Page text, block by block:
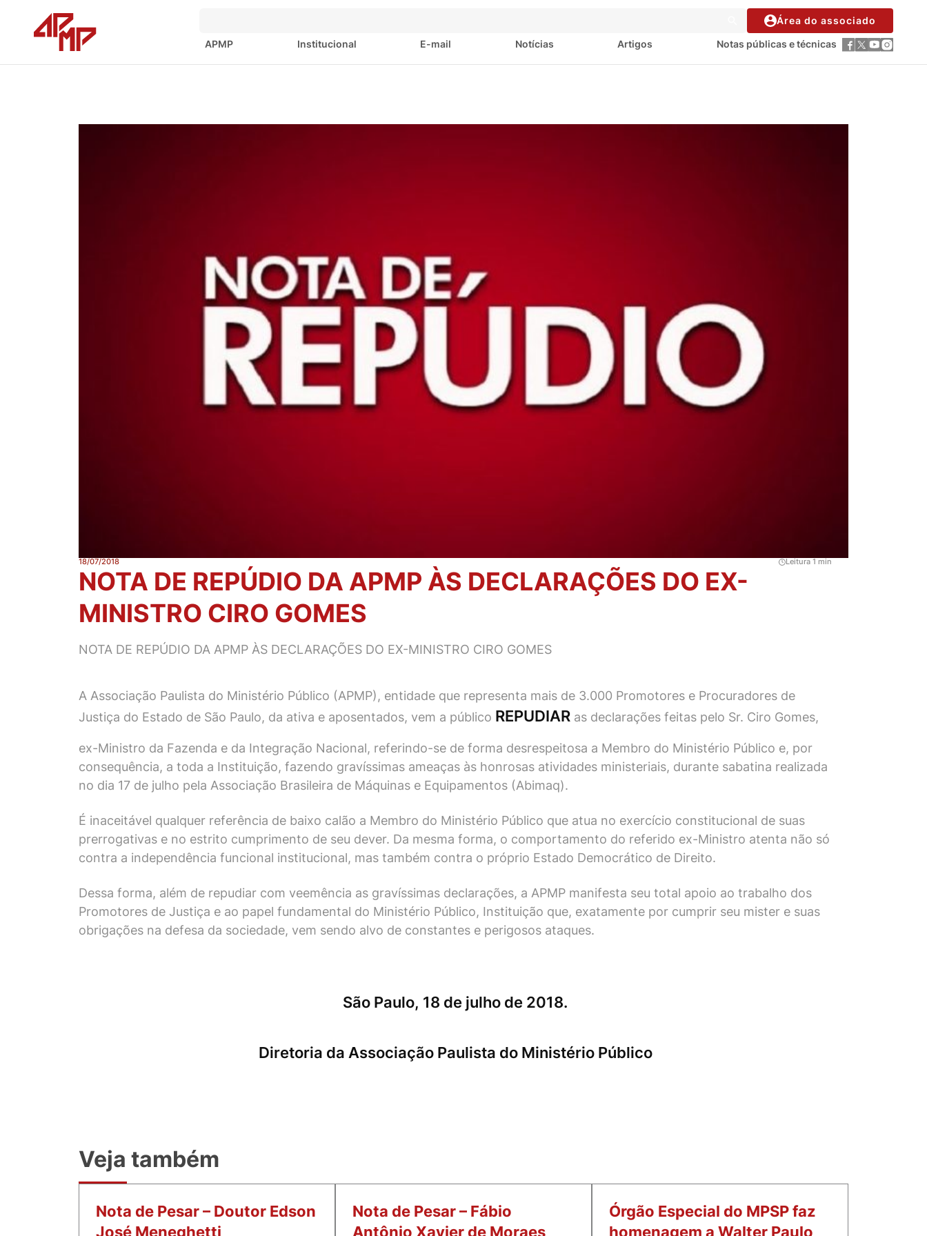
Área do associado
APMP
Institucional E-mail Notícias Artigos Notas públicas e técnicas
18/07/2018 Leitura 1 min
NOTA DE REPÚDIO DA APMP ÀS DECLARAÇÕES DO EX-
MINISTRO CIRO GOMES
NOTA DE REPÚDIO DA APMP ÀS DECLARAÇÕES DO EX-MINISTRO CIRO GOMES
A Associação Paulista do Ministério Público (APMP), entidade que representa mais de 3.000 Promotores e Procuradores de
Justiça do Estado de São Paulo, da ativa e aposentados, vem a público REPUDIAR as declarações feitas pelo Sr. Ciro Gomes,
ex-Ministro da Fazenda e da Integração Nacional, referindo-se de forma desrespeitosa a Membro do Ministério Público e, por
consequência, a toda a Instituição, fazendo gravíssimas ameaças às honrosas atividades ministeriais, durante sabatina realizada
no dia 17 de julho pela Associação Brasileira de Máquinas e Equipamentos (Abimaq).
É inaceitável qualquer referência de baixo calão a Membro do Ministério Público que atua no exercício constitucional de suas
prerrogativas e no estrito cumprimento de seu dever. Da mesma forma, o comportamento do referido ex-Ministro atenta não só
contra a independência funcional institucional, mas também contra o próprio Estado Democrático de Direito.
Dessa forma, além de repudiar com veemência as gravíssimas declarações, a APMP manifesta seu total apoio ao trabalho dos
Promotores de Justiça e ao papel fundamental do Ministério Público, Instituição que, exatamente por cumprir seu mister e suas
obrigações na defesa da sociedade, vem sendo alvo de constantes e perigosos ataques.
São Paulo, 18 de julho de 2018.
Diretoria da Associação Paulista do Ministério Público
Veja também
Nota de Pesar – Doutor Edson
José Meneghetti
Nota de Pesar – Fábio
Antônio Xavier de Moraes
Órgão Especial do MPSP faz
homenagem a Walter Paulo